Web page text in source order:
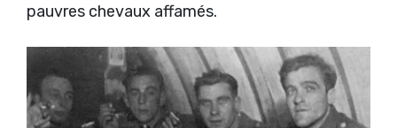
pauvres chevaux affamés.